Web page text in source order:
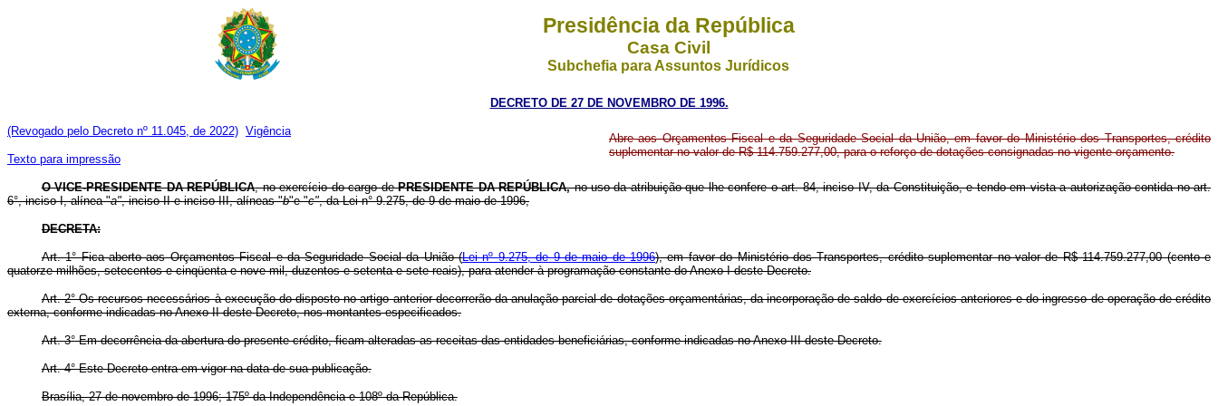
Presidência da República
Casa Civil
Subchefia para Assuntos Jurídicos
DECRETO DE 27 DE NOVEMBRO DE 1996.
(Revogado pelo Decreto nº 11.045, de 2022) Vigência
Texto para impressão
Abre aos Orçamentos Fiscal e da Seguridade Social da União, em favor do Ministério dos Transportes, crédito
suplementar no valor de R$ 114.759.277,00, para o reforço de dotações consignadas no vigente orçamento.
O VICE-PRESIDENTE DA REPÚBLICA, no exercício do cargo dePRESIDENTE DA REPÚBLICA,no uso da atribuição que lhe confere o art. 84, inciso IV, da Constituição, e tendo em vista a autorização contida no art.
6°, inciso I, alínea "a", inciso II e inciso III, alíneas "b"e "c", da Lei n° 9.275, de 9 de maio de 1996,
DECRETA:
Art. 1° Fica aberto aos Orçamentos Fiscal e da Seguridade Social da União (Lei nº 9.275, de 9 de maio de 1996), em favor do Ministério dos Transportes, crédito suplementar no valor de R$ 114.759.277,00 (cento e
quatorze milhões, setecentos e cinqüenta e nove mil, duzentos e setenta e sete reais), para atender à programação constante do Anexo I deste Decreto.
Art. 2° Os recursos necessários à execução do disposto no artigo anterior decorrerão da anulação parcial de dotações orçamentárias, da incorporação de saldo de exercícios anteriores e do ingresso de operação de crédito
externa, conforme indicadas no Anexo II deste Decreto, nos montantes especificados.
Art. 3° Em decorrência da abertura do presente crédito, ficam alteradas as receitas das entidades beneficiárias, conforme indicadas no Anexo III deste Decreto.
Art. 4° Este Decreto entra em vigor na data de sua publicação.
Brasília, 27 de novembro de 1996; 175º da Independência e 108º da República.